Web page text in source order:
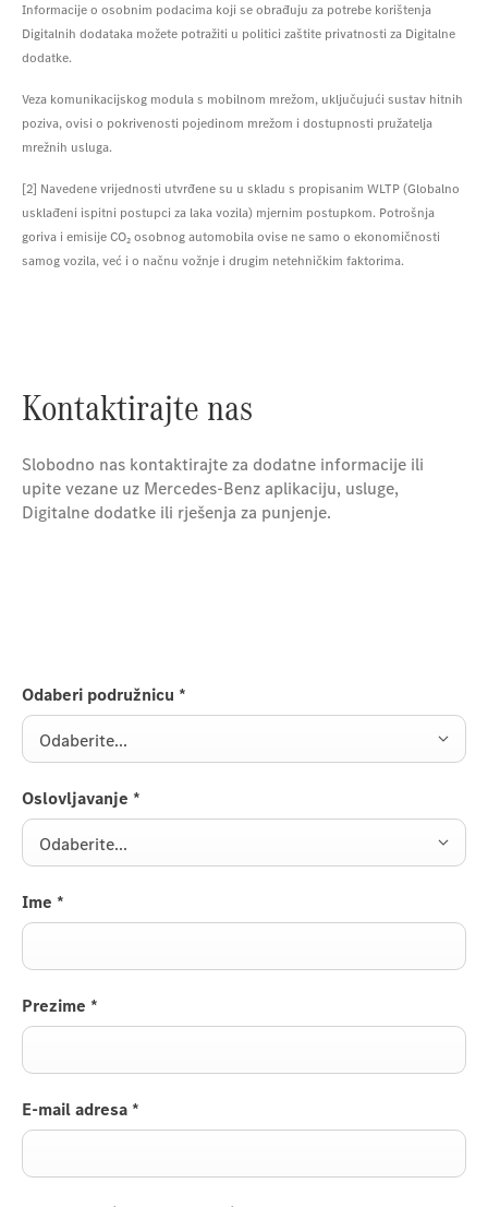
Informacije o osobnim podacima koji se obrađuju za potrebe korištenja
Digitalnih dodataka možete potražiti u politici zaštite privatnosti za Digitalne
dodatke.
Veza komunikacijskog modula s mobilnom mrežom, uključujući sustav hitnih
poziva, ovisi o pokrivenosti pojedinom mrežom i dostupnosti pružatelja
mrežnih usluga.
[2] Navedene vrijednosti utvrđene su u skladu s propisanim WLTP (Globalno
usklađeni ispitni postupci za laka vozila) mjernim postupkom. Potrošnja
goriva i emisije CO₂ osobnog automobila ovise ne samo o ekonomičnosti
samog vozila, već i o načnu vožnje i drugim netehničkim faktorima.
Kontaktirajte nas
Slobodno nas kontaktirajte za dodatne informacije ili
upite vezane uz Mercedes-Benz aplikaciju, usluge,
Digitalne dodatke ili rješenja za punjenje.
Odaberi podružnicu *
Odaberite...
Oslovljavanje *
Odaberite...
Ime *
Prezime *
E-mail adresa *